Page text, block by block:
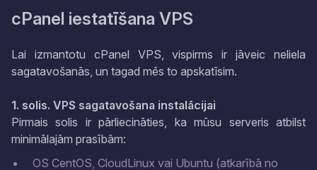
cPanel iestatīšana VPS
Lai izmantotu cPanel VPS, vispirms ir jāveic neliela
sagatavošanās, un tagad mēs to apskatīsim.
1. solis. VPS sagatavošana instalācijai
Pirmais solis ir pārliecināties, ka mūsu serveris atbilst
minimālajām prasībām:
OS CentOS, CloudLinux vai Ubuntu (atkarībā no